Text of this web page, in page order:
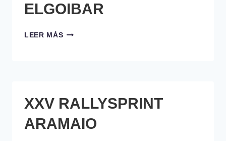
ELGOIBAR
LEER MÁSRALLYSPRINT
XXV RALLYSPRINT
ARAMAIO